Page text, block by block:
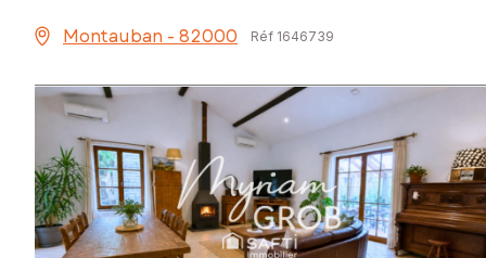
Montauban - 82000 Réf 1646739